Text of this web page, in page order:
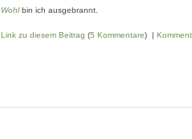
Wohlbin ich ausgebrannt.
Link zu diesem Beitrag (5 Kommentare) |